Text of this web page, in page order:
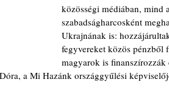
közösségi médiában, mind
szabadságharcosként
Ukrajnának is:
fegyvereket közös pénzből
magyarok is
a Mi Hazánk országgyűlési